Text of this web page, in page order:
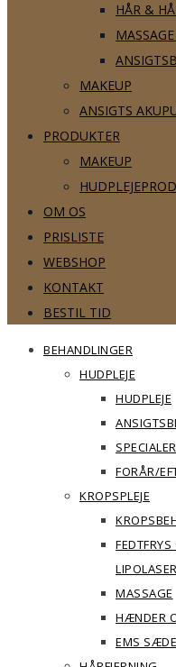
HÅR &
MAKEUP
ANSIGTS
PRODUKTER
MAKEUP
OM OS
PRISLISTE
WEBSHOP
KONTAKT
BESTIL TID
BEHANDLINGER
HUDPLEJE
HUDPLEJE
FORÅR/
KROPSPLEJE
LIPOLASER
MASSAGE
HÆNDER
EMS